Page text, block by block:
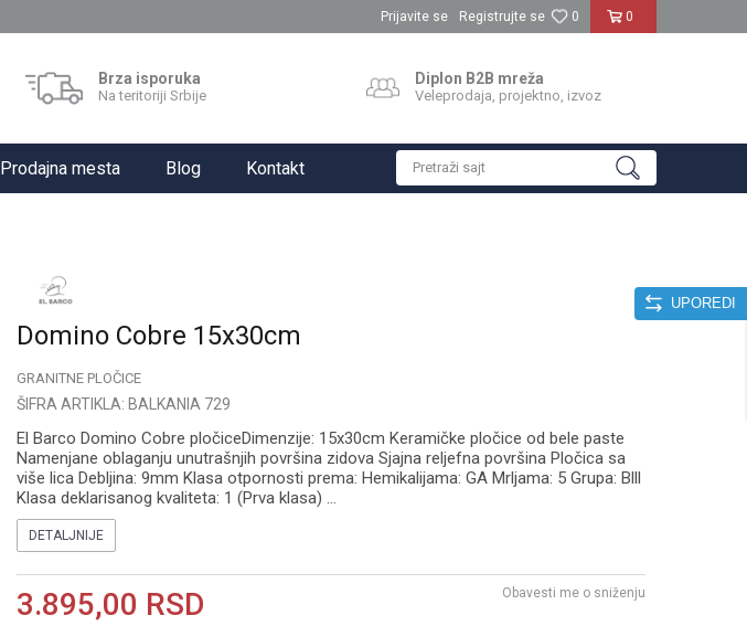
0
0
Prijavite se Registrujte se
Brza isporuka
Na teritoriji Srbije
Diplon B2B mreža
Veleprodaja, projektno, izvoz
Prodajna mesta Blog Kontakt Pretraži sajt
UPOREDI
Domino Cobre 15x30cm
GRANITNE PLOČICE
ŠIFRA ARTIKLA: BALKANIA 729
El Barco Domino Cobre pločiceDimenzije: 15x30cm Keramičke pločice od bele paste
Namenjane oblaganju unutrašnjih površina zidova Sjajna reljefna površina Pločica sa
više lica Debljina: 9mm Klasa otpornosti prema: Hemikalijama: GA Mrljama: 5 Grupa: Blll
Klasa deklarisanog kvaliteta: 1 (Prva klasa) ...
DETALJNIJE
3.895,00 RSD Obavesti me o sniženju